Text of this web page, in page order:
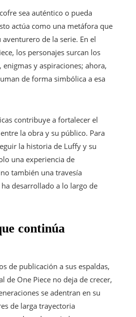
sea auténtico o pueda
actúa como una metáfora que
de la serie. En el
los personajes surcan los
enigmas y aspiraciones; ahora,
de forma simbólica a esa
contribuye a fortalecer el
la obra y su público. Para
la historia de Luffy y su
una experiencia de
también una travesía
desarrollado a lo largo de
continúa
de publicación a sus espaldas,
de One Piece no deja de crecer,
se adentran en su
de larga trayectoria